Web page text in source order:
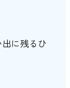
堪能コ
に残るひ